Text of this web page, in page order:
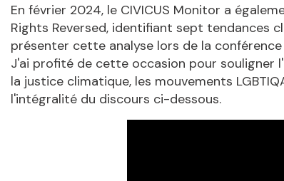
En février 2024, le CIVICUS Monitor a
Rights Reversed, identifiant sept tendances
présenter cette analyse lors de la
J'ai profité de cette occasion pour souligner
la justice climatique, les mouvements
l'intégralité du discours ci-dessous.